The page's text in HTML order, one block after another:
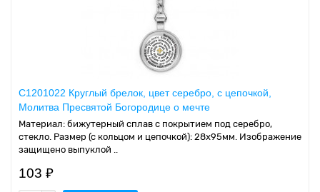
C1201022 Круглый брелок, цвет серебро, с цепочкой,
Молитва Пресвятой Богородице о мечте
Материал: бижутерный сплав с покрытием под серебро,
стекло. Размер (с кольцом и цепочкой): 28х95мм. Изображение
защищено выпуклой ..
103 ₽